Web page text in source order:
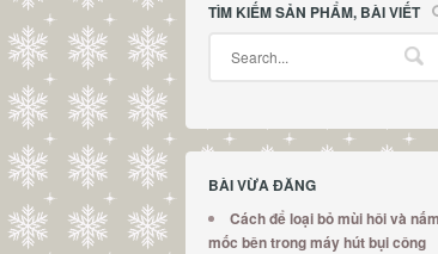
TÌM KIẾM SẢN PHẨM, BÀI VIẾT
BÀI VỪA ĐĂNG
Cách để loại bỏ mùi hôi và nấm
mốc bên trong máy hút bụi công